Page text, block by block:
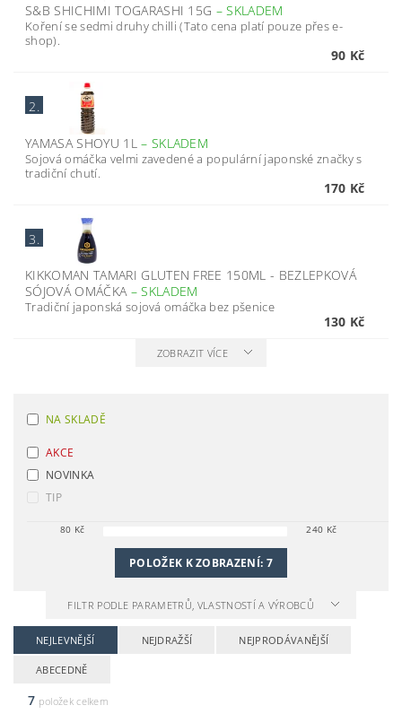
S&B SHICHIMI TOGARASHI 15G – SKLADEM
Koření se sedmi druhy chilli (Tato cena platí pouze přes e-
shop).
90 Kč
2.
YAMASA SHOYU 1L– SKLADEM
Sojová omáčka velmi zavedené a populární japonské značky s
tradiční chutí.
170 Kč
3.
KIKKOMAN TAMARI GLUTEN FREE 150ML - BEZLEPKOVÁ
SÓJOVÁ OMÁČKA – SKLADEM
Tradiční japonská sojová omáčka bez pšenice
130 Kč
ZOBRAZIT VÍCE
NA SKLADĚ
AKCE
NOVINKA
TIP
80 Kč 240 Kč
POLOŽEK K ZOBRAZENÍ: 7
FILTR PODLE PARAMETRŮ, VLASTNOSTÍ A VÝROBCŮ
NEJLEVNĚJŠÍ NEJDRAŽŠÍ NEJPRODÁVANĚJŠÍ
ABECEDNĚ
7 položek celkem